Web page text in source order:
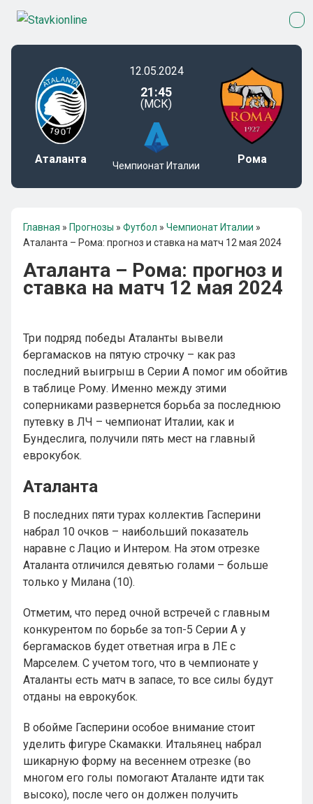
Аталанта
12.05.2024
21:45
(МСК)
Чемпионат Италии Рома
Главная » Прогнозы » Футбол » Чемпионат Италии »
Аталанта – Рома: прогноз и ставка на матч 12 мая 2024
Аталанта – Рома: прогноз и
ставка на матч 12 мая 2024
Три подряд победы Аталанты вывели
бергамасков на пятую строчку – как раз
последний выигрыш в Серии А помог им обойтив
в таблице Рому. Именно между этими
соперниками развернется борьба за последнюю
путевку в ЛЧ – чемпионат Италии, как и
Бундеслига, получили пять мест на главный
еврокубок.
Аталанта
В последних пяти турах коллектив Гасперини
набрал 10 очков – наибольший показатель
наравне с Лацио и Интером. На этом отрезке
Аталанта отличился девятью голами – больше
только у Милана (10).
Отметим, что перед очной встречей с главным
конкурентом по борьбе за топ-5 Серии А у
бергамасков будет ответная игра в ЛЕ с
Марселем. С учетом того, что в чемпионате у
Аталанты есть матч в запасе, то все силы будут
отданы на еврокубок.
В обойме Гасперини особое внимание стоит
уделить фигуре Скамакки. Итальянец набрал
шикарную форму на весеннем отрезке (во
многом его голы помогают Аталанте идти так
высоко), после чего он должен получить